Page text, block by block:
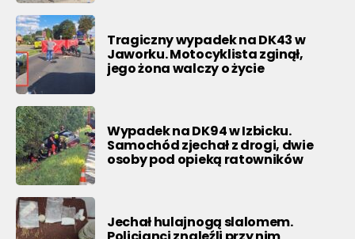
Tragiczny wypadek na DK43 w
Jaworku. Motocyklista zginął,
jego żona walczy o życie
Wypadek na DK94 w Izbicku.
Samochód zjechał z drogi, dwie
osoby pod opieką ratowników
Jechał hulajnogą slalomem.